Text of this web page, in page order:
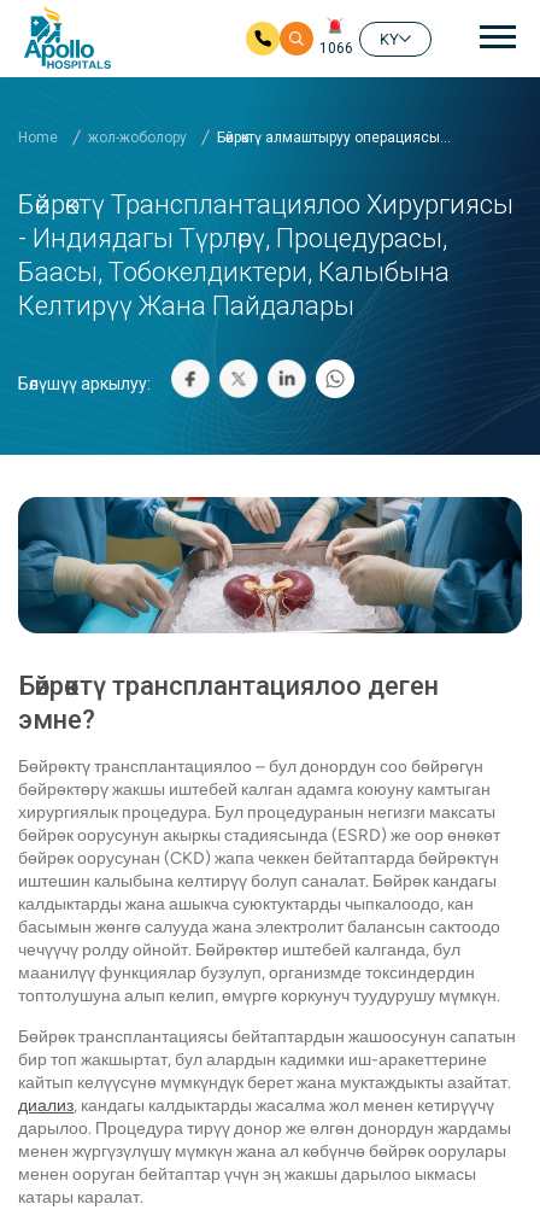
1066
KY
Home жол-жоболору Бөйрөктү алмаштыруу операциясы...
Бөйрөктү Трансплантациялоо Хирургиясы
- Индиядагы Түрлөрү, Процедурасы,
Баасы, Тобокелдиктери, Калыбына
Келтирүү Жана Пайдалары
Бөлүшүү аркылуу:
Бөйрөктү трансплантациялоо деген
эмне?
Бөйрөктү трансплантациялоо – бул донордун соо бөйрөгүн
бөйрөктөрү жакшы иштебей калган адамга коюуну камтыган
хирургиялык процедура. Бул процедуранын негизги максаты
бөйрөк оорусунун акыркы стадиясында (ESRD) же оор өнөкөт
бөйрөк оорусунан (CKD) жапа чеккен бейтаптарда бөйрөктүн
иштешин калыбына келтирүү болуп саналат. Бөйрөк кандагы
калдыктарды жана ашыкча суюктуктарды чыпкалоодо, кан
басымын жөнгө салууда жана электролит балансын сактоодо
чечүүчү ролду ойнойт. Бөйрөктөр иштебей калганда, бул
маанилүү функциялар бузулуп, организмде токсиндердин
топтолушуна алып келип, өмүргө коркунуч туудурушу мүмкүн.
Бөйрөк трансплантациясы бейтаптардын жашоосунун сапатын
бир топ жакшыртат, бул алардын кадимки иш-аракеттерине
кайтып келүүсүнө мүмкүндүк берет жана муктаждыкты азайтат.
диализ, кандагы калдыктарды жасалма жол менен кетирүүчү
дарылоо. Процедура тирүү донор же өлгөн донордун жардамы
менен жүргүзүлүшү мүмкүн жана ал көбүнчө бөйрөк оорулары
менен ооруган бейтаптар үчүн эң жакшы дарылоо ыкмасы
катары каралат.